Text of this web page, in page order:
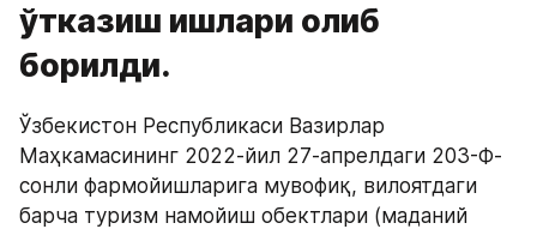
ўтказиш ишлари олиб
борилди.
Ўзбекистон Республикаси Вазирлар
Маҳкамасининг 2022-йил 27-апрелдаги 203-Ф-
сонли фармойишларига мувофиқ, вилоятдаги
барча туризм намойиш обектлари (маданий